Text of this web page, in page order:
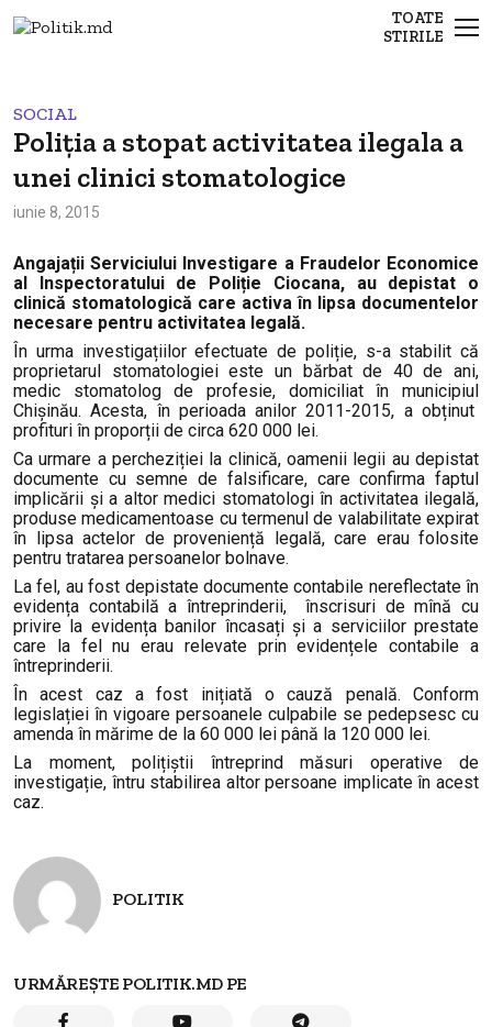
TOATE
STIRILE
SOCIAL
Poliția a stopat activitatea ilegala a
unei clinici stomatologice
iunie 8, 2015
Angajații Serviciului Investigare a Fraudelor Economice
al Inspectoratului de Poliție Ciocana, au depistat o
clinică stomatologică care activa în lipsa documentelor
necesare pentru activitatea legală.
În urma investigațiilor efectuate de poliție, s-a stabilit că
proprietarul stomatologiei este un bărbat de 40 de ani,
medic stomatolog de profesie, domiciliat în municipiul
Chișinău. Acesta, în perioada anilor 2011-2015, a obținut
profituri în proporții de circa 620 000 lei.
Ca urmare a percheziției la clinică, oamenii legii au depistat
documente cu semne de falsificare, care confirma faptul
implicării și a altor medici stomatologi în activitatea ilegală,
produse medicamentoase cu termenul de valabilitate expirat
în lipsa actelor de proveniență legală, care erau folosite
pentru tratarea persoanelor bolnave.
La fel, au fost depistate documente contabile nereflectate în
evidența contabilă a întreprinderii, înscrisuri de mînă cu
privire la evidența banilor încasați și a serviciilor prestate
care la fel nu erau relevate prin evidențele contabile a
întreprinderii.
În acest caz a fost inițiată o cauză penală. Conform
legislației în vigoare persoanele culpabile se pedepsesc cu
amenda în mărime de la 60 000 lei până la 120 000 lei.
La moment, polițiștii întreprind măsuri operative de
investigație, întru stabilirea altor persoane implicate în acest
caz.
POLITIK
URMĂREȘTE POLITIK.MD PE